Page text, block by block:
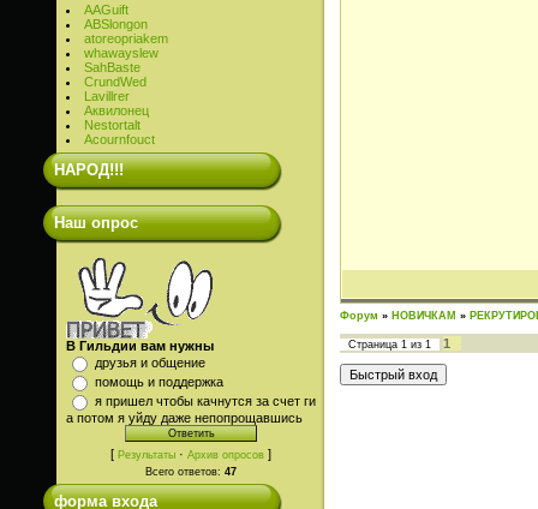
AAGuift
ABSlongon
atoreopriakem
whawayslew
SahBaste
CrundWed
Lavillrer
Аквилонец
Nestortalt
Acournfouct
НАРОД!!!
Наш опрос
В Гильдии вам нужны
друзья и общение
помощь и поддержка
я пришел чтобы качнутся за счет ги
а потом я уйду даже непопрощавшись
[ Результаты · Архив опросов ]
Всего ответов: 47
форма входа
Форум » НОВИЧКАМ »
Страница 1 из 1 1